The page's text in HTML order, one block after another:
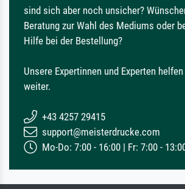
sind sich aber noch unsicher?
Beratung zur Wahl des Mediums oder
Hilfe bei der Bestellung?
Unsere Expertinnen und Experten
weiter.
+43 4257 29415
support@meisterdrucke.com
Mo-Do: 7:00 - 16:00 | Fr: 7:00 -